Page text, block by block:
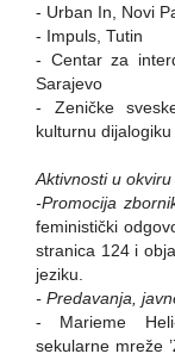
- Urban In, Novi
- Impuls, Tutin
- Centar za
Sarajevo
- Zeničke
kulturnu
Aktivnosti u
-Promocija
feministički
stranica 124 i
jeziku.
- Predavanja,
- Marieme
sekularne mreže